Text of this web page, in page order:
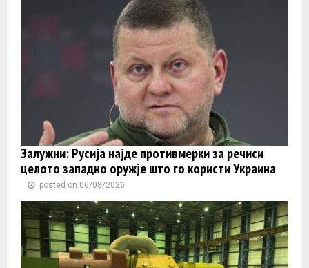
Залужни: Русија најде противмерки за речиси
целото западно оружје што го користи Украина
posted on 06/08/2026